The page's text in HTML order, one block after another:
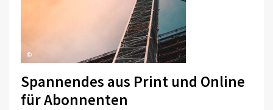
©
Spannendes aus Print und Online
für Abonnenten